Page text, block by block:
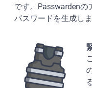
です。Passwardenの
パスワードを生成しま